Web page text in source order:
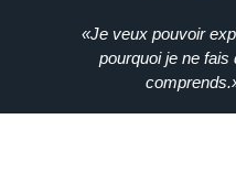
«Je veux pouvoir
pourquoi je ne